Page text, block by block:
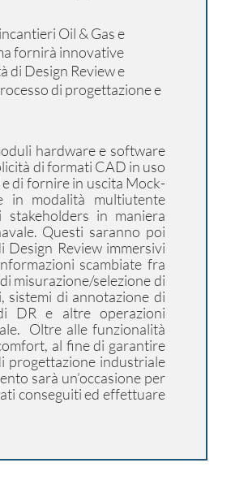
Oil & Gas e
fornirà innovative
di Design Review e
di progettazione e
hardware e software
di formati CAD in uso
di fornire in uscita Mock-
in modalità multiutente
stakeholders in maniera
Questi saranno poi
Review immersivi
scambiate fra
misurazione/selezione di
di annotazione di
DR e altre operazioni
Oltre alle funzionalità
al fine di garantire
progettazione industriale
sarà un’occasione per
conseguiti ed effettuare